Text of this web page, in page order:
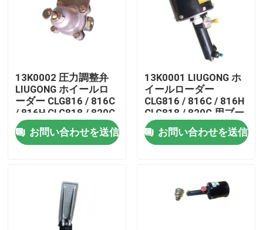
プロダクト
13K0002 圧力調整弁
LIUGONG ホイールロ
ーダー CLG816 / 816C
/ 816H CLG818 / 820C
/ 820H 用
お問い合わせを送信
13K0001 LIUGONG ホ
イールローダー
CLG816 / 816C / 816H
CLG818 / 820C 用ブー
スターポンプ
お問い合わせを送信